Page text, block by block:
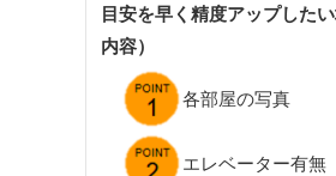
目安を早く精度アップした
内容）
各部屋の写真
エレベーター有無